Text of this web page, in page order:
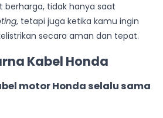
berharga, tidak hanya saat
, tetapi juga ketika kamu ingin
secara aman dan tepat.
Kabel Honda
motor Honda selalu sama